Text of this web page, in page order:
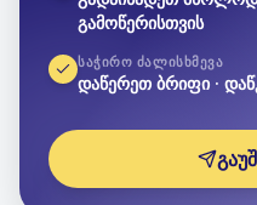
გამოწერისთვის
ᲡᲐᲭᲘᲠᲝ ᲫᲐᲚᲘᲡᲮᲛᲔᲕᲐ
დაწერეთ ბრიფი ·